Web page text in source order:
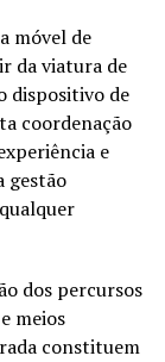
móvel de
da viatura de
dispositivo de
coordenação
e
gestão
dos percursos
meios
constituem